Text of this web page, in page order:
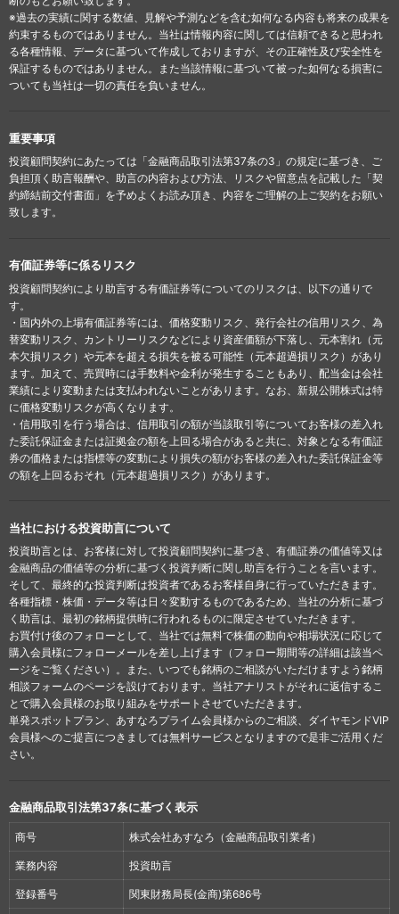
※過去の実績に関する数値、見解や予測などを含む如何なる内容も将来の成果を
約束するものではありません。当社は情報内容に関しては信頼できると思われ
る各種情報、データに基づいて作成しておりますが、その正確性及び安全性を
保証するものではありません。また当該情報に基づいて被った如何なる損害に
ついても当社は一切の責任を負いません。
重要事項
投資顧問契約にあたっては「金融商品取引法第37条の3」の規定に基づき、ご
負担頂く助言報酬や、助言の内容および方法、リスクや留意点を記載した「契
約締結前交付書面」を予めよくお読み頂き、内容をご理解の上ご契約をお願い
致します。
有価証券等に係るリスク
投資顧問契約により助言する有価証券等についてのリスクは、以下の通りで
す。
・国内外の上場有価証券等には、価格変動リスク、発行会社の信用リスク、為
替変動リスク、カントリーリスクなどにより資産価額が下落し、元本割れ（元
本欠損リスク）や元本を超える損失を被る可能性（元本超過損リスク）があり
ます。加えて、売買時には手数料や金利が発生することもあり、配当金は会社
業績により変動または支払われないことがあります。なお、新規公開株式は特
に価格変動リスクが高くなります。
・信用取引を行う場合は、信用取引の額が当該取引等についてお客様の差入れ
た委託保証金または証拠金の額を上回る場合があると共に、対象となる有価証
券の価格または指標等の変動により損失の額がお客様の差入れた委託保証金等
の額を上回るおそれ（元本超過損リスク）があります。
当社における投資助言について
投資助言とは、お客様に対して投資顧問契約に基づき、有価証券の価値等又は
金融商品の価値等の分析に基づく投資判断に関し助言を行うことを言います。
そして、最終的な投資判断は投資者であるお客様自身に行っていただきます。
各種指標・株価・データ等は日々変動するものであるため、当社の分析に基づ
く助言は、最初の銘柄提供時に行われるものに限定させていただきます。
お買付け後のフォローとして、当社では無料で株価の動向や相場状況に応じて
購入会員様にフォローメールを差し上げます（フォロー期間等の詳細は該当ペ
ージをご覧ください）。また、いつでも銘柄のご相談がいただけますよう銘柄
相談フォームのページを設けております。当社アナリストがそれに返信するこ
とで購入会員様のお取り組みをサポートさせていただきます。
単発スポットプラン、あすなろプライム会員様からのご相談、ダイヤモンドVIP
会員様へのご提言につきましては無料サービスとなりますので是非ご活用くだ
さい。
金融商品取引法第37条に基づく表示
商号 株式会社あすなろ（金融商品取引業者）
業務内容 投資助言
登録番号 関東財務局長(金商)第686号